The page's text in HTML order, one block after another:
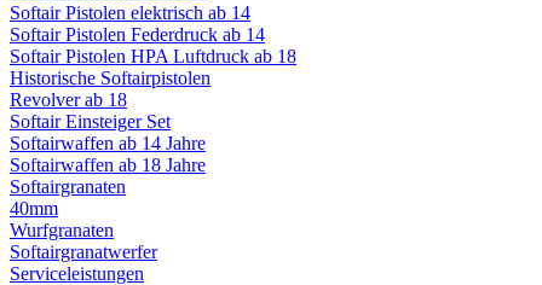
Softair Pistolen elektrisch ab 14
Softair Pistolen Federdruck ab 14
Softair Pistolen HPA Luftdruck ab 18
Historische Softairpistolen
Revolver ab 18
Softair Einsteiger Set
Softairwaffen ab 14 Jahre
Softairwaffen ab 18 Jahre
Softairgranaten
40mm
Wurfgranaten
Softairgranatwerfer
Serviceleistungen